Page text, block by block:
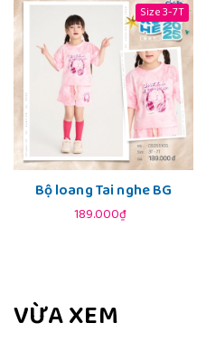
Size 3-7T
Bộ loang Tai nghe BG
189.000₫
VỪA XEM